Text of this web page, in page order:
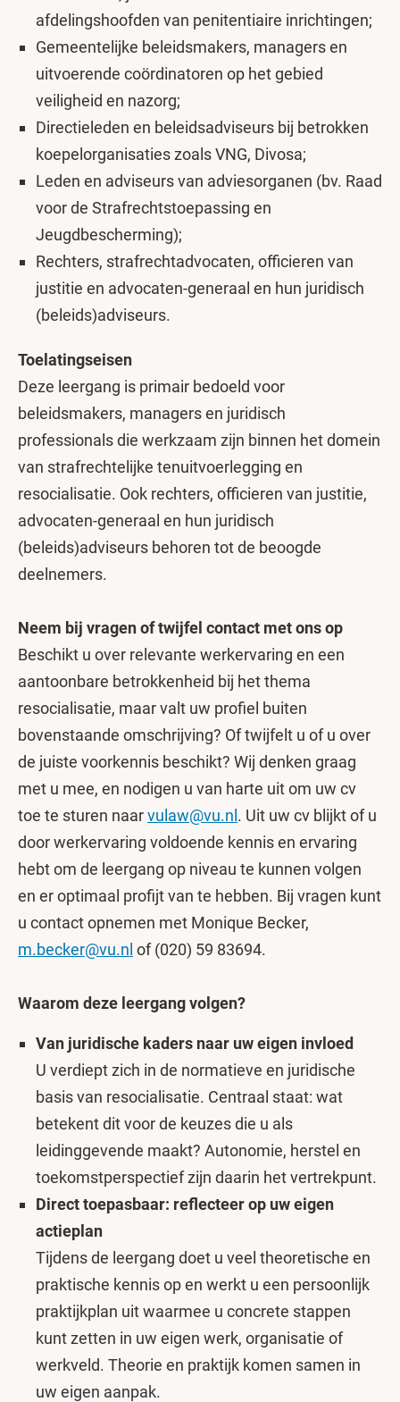
afdelingshoofden van penitentiaire inrichtingen;
Gemeentelijke beleidsmakers, managers en
uitvoerende coördinatoren op het gebied
veiligheid en nazorg;
Directieleden en beleidsadviseurs bij betrokken
koepelorganisaties zoals VNG, Divosa;
Leden en adviseurs van adviesorganen (bv. Raad
voor de Strafrechtstoepassing en
Jeugdbescherming);
Rechters, strafrechtadvocaten, officieren van
justitie en advocaten-generaal en hun juridisch
(beleids)adviseurs.
Toelatingseisen
Deze leergang is primair bedoeld voor
beleidsmakers, managers en juridisch
professionals die werkzaam zijn binnen het domein
van strafrechtelijke tenuitvoerlegging en
resocialisatie. Ook rechters, officieren van justitie,
advocaten-generaal en hun juridisch
(beleids)adviseurs behoren tot de beoogde
deelnemers.
Neem bij vragen of twijfel contact met ons op
Beschikt u over relevante werkervaring en een
aantoonbare betrokkenheid bij het thema
resocialisatie, maar valt uw profiel buiten
bovenstaande omschrijving? Of twijfelt u of u over
de juiste voorkennis beschikt? Wij denken graag
met u mee, en nodigen u van harte uit om uw cv
toe te sturen naarvulaw@vu.nl . Uit uw cv blijkt of u
door werkervaring voldoende kennis en ervaring
hebt om de leergang op niveau te kunnen volgen
en er optimaal profijt van te hebben. Bij vragen kunt
u contact opnemen met Monique Becker,
m.becker@vu.nl of (020) 59 83694.
Waarom deze leergang volgen?
Van juridische kaders naar uw eigen invloed
U verdiept zich in de normatieve en juridische
basis van resocialisatie. Centraal staat: wat
betekent dit voor de keuzes die u als
leidinggevende maakt? Autonomie, herstel en
toekomstperspectief zijn daarin het vertrekpunt.
Direct toepasbaar: reflecteer op uw eigen
actieplan
Tijdens de leergang doet u veel theoretische en
praktische kennis op en werkt u een persoonlijk
praktijkplan uit waarmee u concrete stappen
kunt zetten in uw eigen werk, organisatie of
werkveld. Theorie en praktijk komen samen in
uw eigen aanpak.